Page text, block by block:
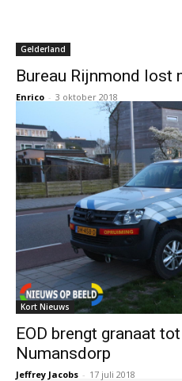
Gelderland
Bureau Rijnmond lost
Enrico - 3 oktober 2018
Kort Nieuws
EOD brengt granaat
Numansdorp
Jeffrey Jacobs - 17 juli 2018